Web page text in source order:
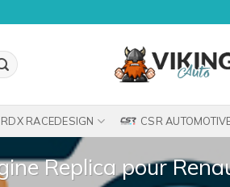
RDX RACEDESIGN CSR
Replica pour